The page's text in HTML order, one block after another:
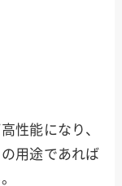
性能になり、
用途であれば